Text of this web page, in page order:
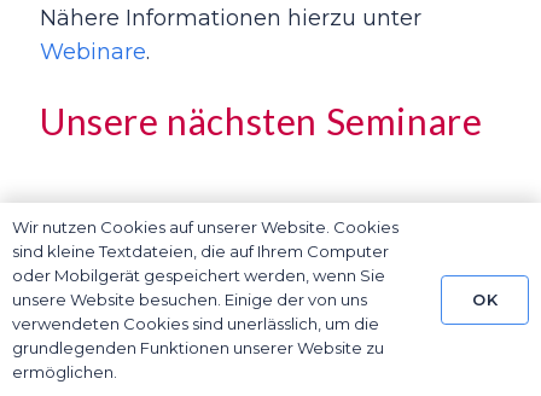
Nähere Informationen hierzu unter
Webinare.
Unsere nächsten Seminare
Weiterbildung Gründung
nachhaltiger und sozial orientierter
Unternehmen
Weiterbildung Fördermittel für
Wir nutzen Cookies auf unserer Website. Cookies
sind kleine Textdateien, die auf Ihrem Computer
oder Mobilgerät gespeichert werden, wenn Sie
unsere Website besuchen. Einige der von uns
verwendeten Cookies sind unerlässlich, um die
grundlegenden Funktionen unserer Website zu
ermöglichen.
OK